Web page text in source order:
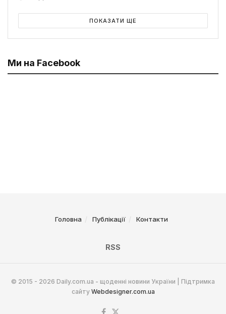
ПОКАЗАТИ ЩЕ
Ми на Facebook
Головна Публікації Контакти
RSS
© 2015 - 2026 Daily.com.ua - щоденні новини України | Підтримка
сайту Webdesigner.com.ua